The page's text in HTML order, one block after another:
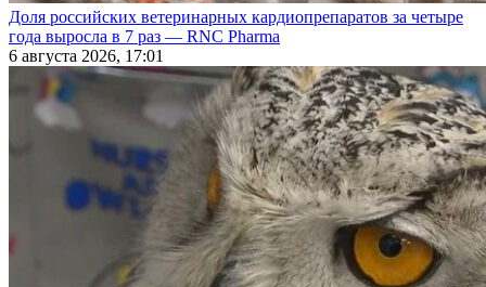
Доля российских ветеринарных кардиопрепаратов за четыре
года выросла в 7 раз — RNC Pharma
6 августа 2026, 17:01